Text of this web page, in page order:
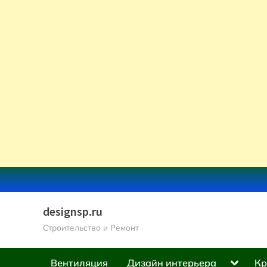
Skip
to
designsp.ru
Строительство и Ремонт
Вентиляция Дизайн интерьера
Toggle